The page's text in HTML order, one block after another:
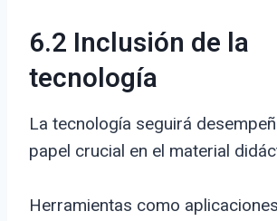
6.2 Inclusión de la
tecnología
La tecnología seguirá
papel crucial en el material
Herramientas como